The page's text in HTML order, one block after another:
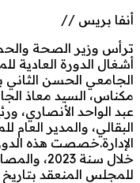
أنفا بريس //
ترأس وزير الصحة
أشغال الدورة العادية
الجامعي الحسن
مكناس، السيد معاذ
عبد الواحد
البقالي، والمدير
الإدارة.خصصت هذه
خلال سنة
للمجلس المنعقد بتاريخ 13 يوليوز 2023.